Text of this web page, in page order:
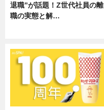
退職”が話題！Z世代社員の離
職の実態と解…